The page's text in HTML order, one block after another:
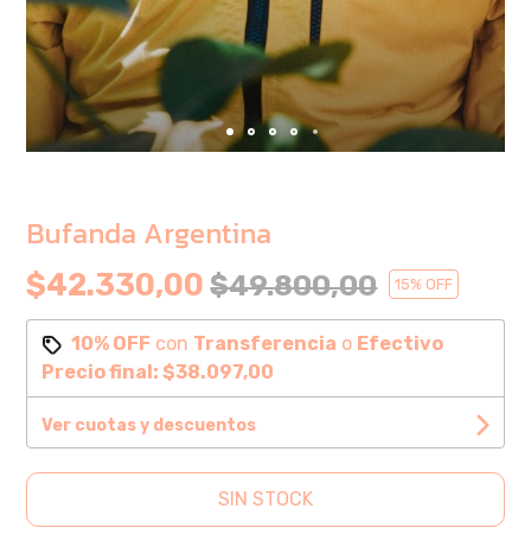
Bufanda Argentina
$42.330,00$49.800,00 15% OFF
10% OFF con Transferencia o Efectivo
Precio final:$38.097,00
Ver cuotas y descuentos
SIN STOCK